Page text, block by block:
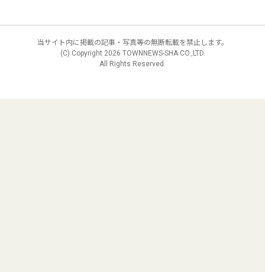
当サイト内に掲載の記事・写真等の無断転載を禁止します。
(C) Copyright 2026 TOWNNEWS-SHA CO.,LTD.
All Rights Reserved.